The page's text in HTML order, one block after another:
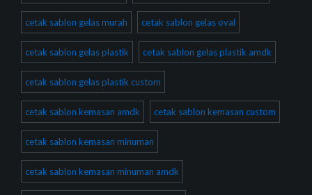
cetak sablon gelas murah cetak sablon gelas oval
cetak sablon gelas plastik cetak sablon gelas plastik amdk
cetak sablon gelas plastik custom
cetak sablon kemasan amdk cetak sablon kemasan custom
cetak sablon kemasan minuman
cetak sablon kemasan minuman amdk